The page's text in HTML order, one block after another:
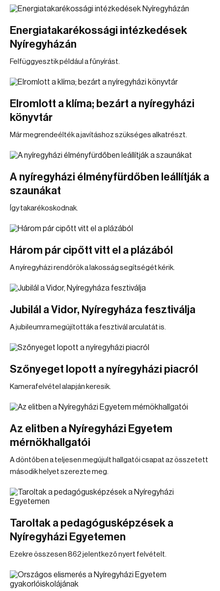
Energiatakarékossági intézkedések
Nyíregyházán
Felfüggyesztik például a fűnyírást.
Elromlott a klíma; bezárt a nyíregyházi
könyvtár
Már megrendeélték a javításhoz szükséges alkatrészt.
A nyíregyházi élményfürdőben leállítják a
szaunákat
Így takarékoskodnak.
Három pár cipőtt vitt el a plázából
A nyíregyházi rendőrök a lakosság segítségét kérik.
Jubilál a Vidor, Nyíregyháza fesztiválja
A jubileumra megújították a fesztivál arculatát is.
Szőnyeget lopott a nyíregyházi piacról
Kamerafelvétel alapján keresik.
Az elitben a Nyíregyházi Egyetem
mérnökhallgatói
A döntőben a teljesen megújult hallgatói csapat az összetett
második helyet szerezte meg.
Taroltak a pedagógusképzések a
Nyíregyházi Egyetemen
Ezekre összesen 862 jelentkező nyert felvételt.